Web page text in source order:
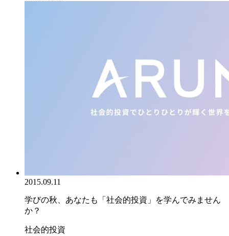
2015.09.11
学びの秋、あなたも「社会的投資」を学んでみません
か？
社会的投資